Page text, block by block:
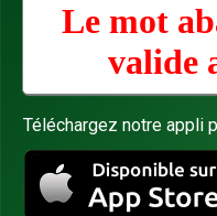
Le mot
valide
Téléchargez notre appli